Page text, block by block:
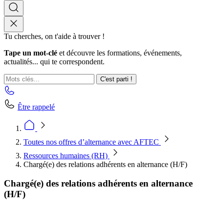
Tu cherches, on t'aide à trouver !
Tape un mot-clé et découvre les formations, événements,
actualités... qui te correspondent.
C'est parti !
Être rappelé
Toutes nos offres d’alternance avec AFTEC
Ressources humaines (RH)
Chargé(e) des relations adhérents en alternance (H/F)
Chargé(e) des relations adhérents en alternance
(H/F)